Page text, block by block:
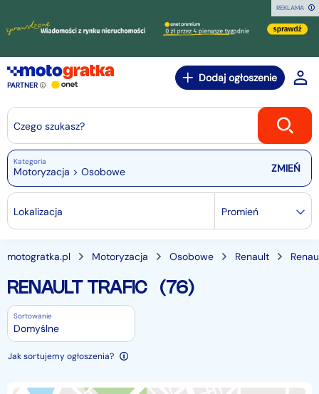
REKLAMA
PARTNER
Dodaj ogłoszenie
Czego szukasz?
Kategoria
Motoryzacja > Osobowe
Lokalizacja Promień
motogratka.pl Motoryzacja Osobowe Renault
RENAULT TRAFIC (76)
Sortowanie
Domyślne
Jak sortujemy ogłoszenia?